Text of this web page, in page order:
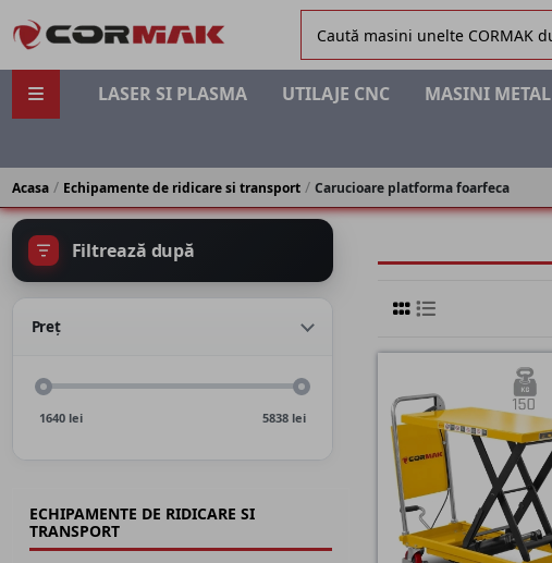
LASER SI PLASMA UTILAJE CNC MASINI METAL
Acasa Echipamente de ridicare si transport Carucioare platforma foarfeca
Filtrează după
Preț
1640lei 5838 lei
ECHIPAMENTE DE RIDICARE SI
TRANSPORT